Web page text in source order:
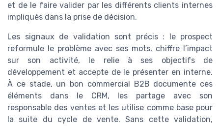
et de le faire valider par les différents clients internes
impliqués dans la prise de décision.
Les signaux de validation sont précis : le prospect
reformule le problème avec ses mots, chiffre l’impact
sur son activité, le relie à ses objectifs de
développement et accepte de le présenter en interne.
À ce stade, un bon commercial B2B documente ces
éléments dans le CRM, les partage avec son
responsable des ventes et les utilise comme base pour
la suite du cycle de vente. Sans cette validation,